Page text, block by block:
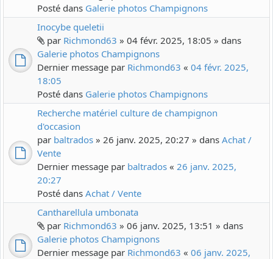
Posté dans Galerie photos Champignons
Inocybe queletii
par Richmond63 » 04 févr. 2025, 18:05 » dans
Galerie photos Champignons
Dernier message par Richmond63 « 04 févr. 2025,
18:05
Posté dans Galerie photos Champignons
Recherche matériel culture de champignon
d'occasion
par baltrados » 26 janv. 2025, 20:27 » dans Achat /
Vente
Dernier message par baltrados « 26 janv. 2025,
20:27
Posté dans Achat / Vente
Cantharellula umbonata
par Richmond63 » 06 janv. 2025, 13:51 » dans
Galerie photos Champignons
Dernier message par Richmond63 « 06 janv. 2025,